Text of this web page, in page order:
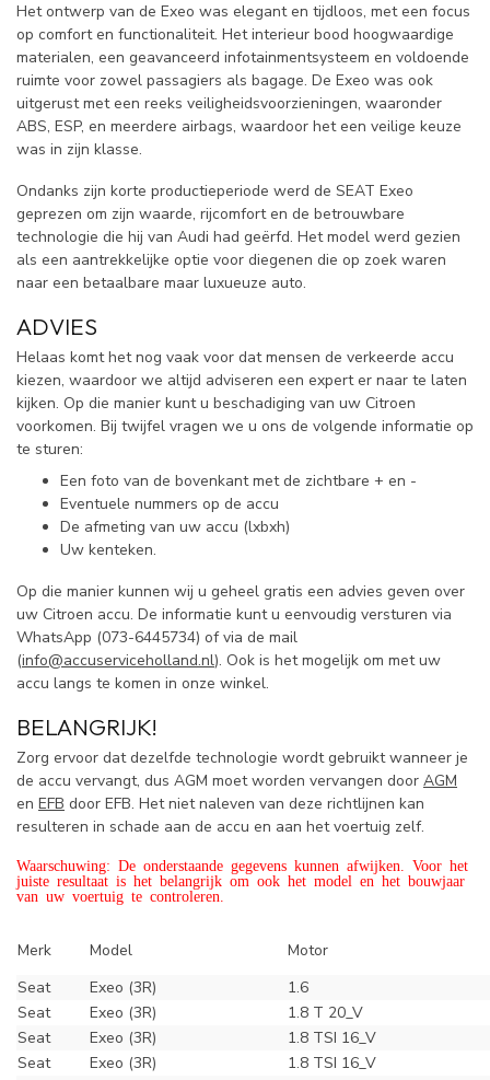
Het ontwerp van de Exeo was elegant en tijdloos, met een focus
op comfort en functionaliteit. Het interieur bood hoogwaardige
materialen, een geavanceerd infotainmentsysteem en voldoende
ruimte voor zowel passagiers als bagage. De Exeo was ook
uitgerust met een reeks veiligheidsvoorzieningen, waaronder
ABS, ESP, en meerdere airbags, waardoor het een veilige keuze
was in zijn klasse.
Ondanks zijn korte productieperiode werd de SEAT Exeo
geprezen om zijn waarde, rijcomfort en de betrouwbare
technologie die hij van Audi had geërfd. Het model werd gezien
als een aantrekkelijke optie voor diegenen die op zoek waren
naar een betaalbare maar luxueuze auto.
ADVIES
Helaas komt het nog vaak voor dat mensen de verkeerde accu
kiezen, waardoor we altijd adviseren een expert er naar te laten
kijken. Op die manier kunt u beschadiging van uw Citroen
voorkomen. Bij twijfel vragen we u ons de volgende informatie op
te sturen:
Een foto van de bovenkant met de zichtbare + en -
Eventuele nummers op de accu
De afmeting van uw accu (lxbxh)
Uw kenteken.
Op die manier kunnen wij u geheel gratis een advies geven over
uw Citroen accu. De informatie kunt u eenvoudig versturen via
WhatsApp (073-6445734) of via de mail
(info@accuserviceholland.nl). Ook is het mogelijk om met uw
accu langs te komen in onze winkel.
BELANGRIJK!
Zorg ervoor dat dezelfde technologie wordt gebruikt wanneer je
de accu vervangt, dus AGM moet worden vervangen door AGM
en EFB door EFB. Het niet naleven van deze richtlijnen kan
resulteren in schade aan de accu en aan het voertuig zelf.
Waarschuwing: De onderstaande gegevens kunnen afwijken. Voor het
juiste resultaat is het belangrijk om ook het model en het bouwjaar
van uw voertuig te controleren.
Merk Model
Motor
Seat
Exeo (3R)
1.6
Seat
Exeo (3R)
1.8 T 20_V
Seat
Exeo (3R)
1.8 TSI 16_V
Seat
Exeo (3R)
1.8 TSI 16_V